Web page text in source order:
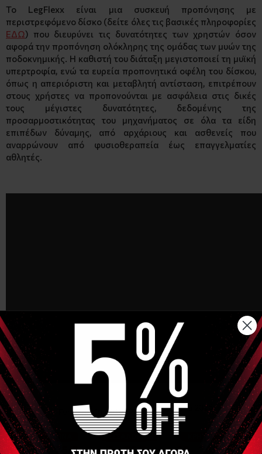
Το LegFlexx είναι μια συσκευή προπόνησης με
περιστρεφόμενο δίσκο (δείτε όλες τις βασικές πληροφορίες
ΕΔΩ) που διευρύνει τις δυνατότητες των χρηστών όσον
αφορά την προπόνηση ολόκληρης της ομάδας των μυών της
ποδοκνημικής. Η καθιστή του διάταξη μεγιστοποιεί τη μυϊκή
υπερτροφία, ενώ τα ευρεία προπονητικά οφέλη του δίσκου,
όπως η απεριόριστη και μεταβλητή αντίσταση, επιτρέπουν
στους χρήστες να προπονούνται με ασφάλεια στις δικές
τους μέγιστες δυνατότητες, δεδομένης της
προσαρμοστικότητας του μηχανήματος σε όλα τα είδη
επιπέδων δύναμης, από αρχάριους και ασθενείς που
αναρρώνουν από φυσιοθεραπεία έως επαγγελματίες
αθλητές.
Η χρήση της έκκεντρης ενδυνάμωσης της ποδοκνημικής
είναι η πιο ερευνημένη και αποδεκτή μέθοδος πρόληψης των
τραυματισμών της ποδοκνημικής, μειώνοντας τον κίνδυνο
πρωτογενών και δευτερογενών τραυματισμών. Μπορεί να